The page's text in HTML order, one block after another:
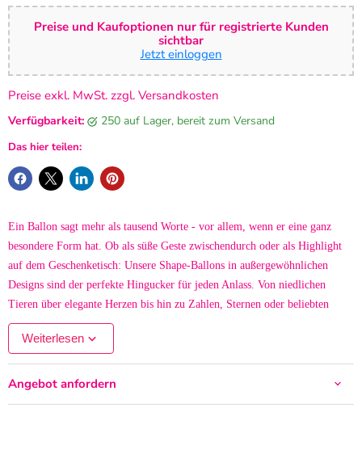
Preise und Kaufoptionen nur für registrierte Kunden
sichtbar
Jetzt einloggen
Preise exkl. MwSt. zzgl. Versandkosten
Verfügbarkeit: 250 auf Lager, bereit zum Versand
Das hier teilen:
Ein Ballon sagt mehr als tausend Worte - vor allem, wenn er eine ganz
besondere Form hat. Ob als süße Geste zwischendurch oder als Highlight
auf dem Geschenketisch: Unsere Shape-Ballons in außergewöhnlichen
Designs sind der perfekte Hingucker für jeden Anlass. Von niedlichen
Tieren über elegante Herzen bis hin zu Zahlen, Sternen oder beliebten
Figuren - diese Ballons bringen nicht nur Farbe, sondern auch
Persönlichkeit und Stil mit.
Ideal für Kindergeburtstage, Hochzeiten, Taufen, Einschulungen,
Firmenfeiern oder einfach als liebevolle Überraschung - unsere
Weiterlesen
Angebot anfordern